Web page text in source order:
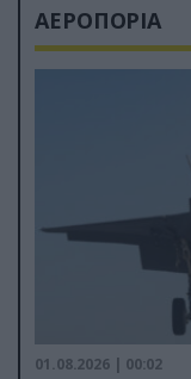
ΑΕΡΟΠΟΡΙΑ
01.08.2026 | 00:02